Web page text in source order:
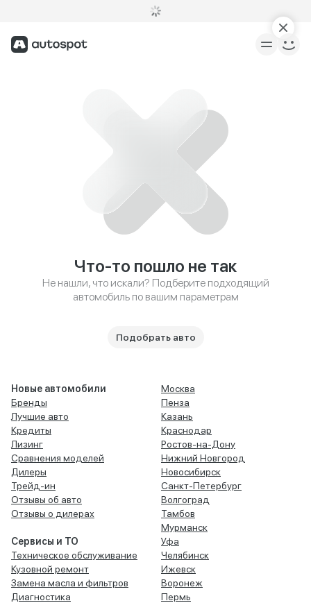
Что-то пошло не так
Не нашли, что искали? Подберите подходящий
автомобиль по вашим параметрам
Подобрать авто
Новые автомобили
Бренды
Лучшие авто
Кредиты
Лизинг
Сравнения моделей
Дилеры
Трейд-ин
Отзывы об авто
Отзывы о дилерах
Сервисы и ТО
Техническое обслуживание
Кузовной ремонт
Замена масла и фильтров
Диагностика
Москва
Пенза
Казань
Краснодар
Ростов-на-Дону
Нижний Новгород
Новосибирск
Санкт-Петербург
Волгоград
Тамбов
Мурманск
Уфа
Челябинск
Ижевск
Воронеж
Пермь